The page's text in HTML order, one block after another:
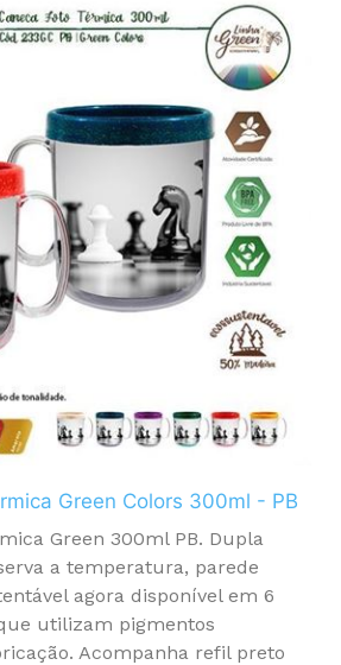
Green Colors 300ml - PB
Green 300ml PB. Dupla
a temperatura, parede
agora disponível em 6
utilizam pigmentos
Acompanha refil preto